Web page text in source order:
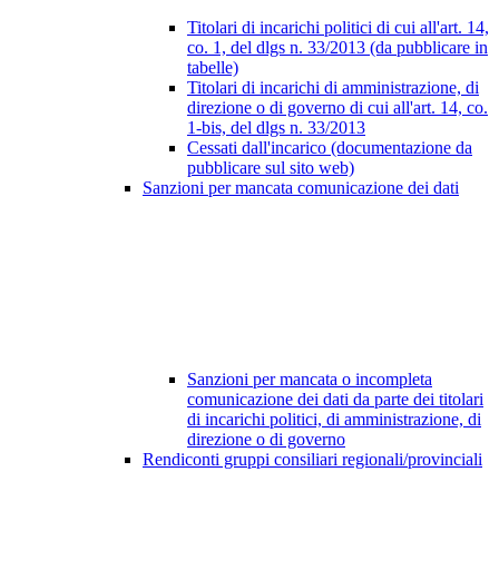
Titolari di incarichi politici di cui all'art. 14,
co. 1, del dlgs n. 33/2013 (da pubblicare in
tabelle)
Titolari di incarichi di amministrazione, di
direzione o di governo di cui all'art. 14, co.
1-bis, del dlgs n. 33/2013
Cessati dall'incarico (documentazione da
pubblicare sul sito web)
Sanzioni per mancata comunicazione dei dati
Sanzioni per mancata o incompleta
comunicazione dei dati da parte dei titolari
di incarichi politici, di amministrazione, di
direzione o di governo
Rendiconti gruppi consiliari regionali/provinciali